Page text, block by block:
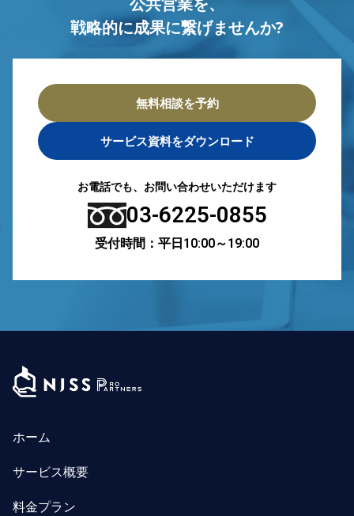
戦略的に成果に繋げませんか?
無料相談を予約
サービス資料をダウンロード
お電話でも、お問い合わせいただけます
03-6225-0855
受付時間：平日10:00～19:00
ホーム
サービス概要
料金プラン